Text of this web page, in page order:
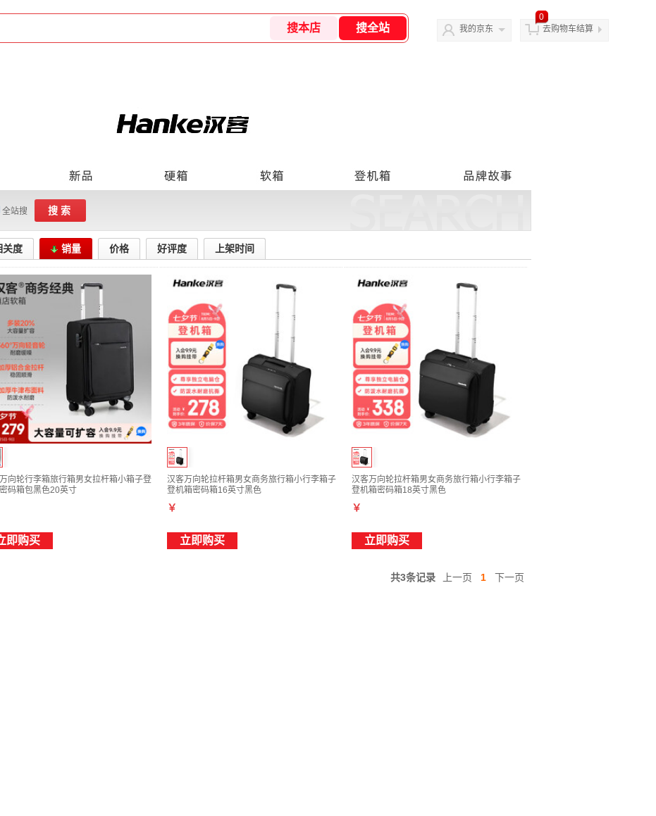
我的京东
0
去购物车结算
全站搜 搜索
关度 销量 价格 好评度 上架时间
向轮行李箱旅行箱男女拉杆箱小箱子登
码箱包黑色20英寸
即购买
汉客万向轮拉杆箱男女商务旅行箱小行李箱子
登机箱密码箱16英寸黑色
￥
立即购买
汉客万向轮拉杆箱男女商务旅行箱小行李箱子
登机箱密码箱18英寸黑色
￥
立即购买
共3条记录 上一页 1 下一页